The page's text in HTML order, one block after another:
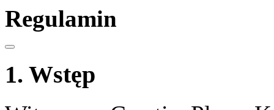
Regulamin
1. Wstęp